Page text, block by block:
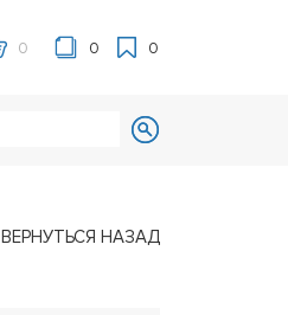
0 0 0
ВЕРНУТЬСЯ НАЗАД